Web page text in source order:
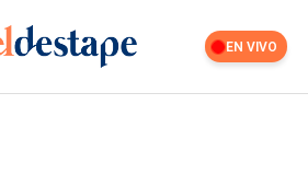
EN VIVO